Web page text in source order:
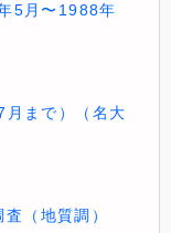
5月〜1988年
まで）（名大
（地質調）